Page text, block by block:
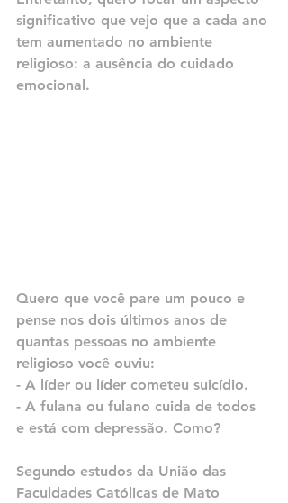
significativo que vejo que a cada ano
tem aumentado no ambiente
religioso: a ausência do cuidado
emocional.
Quero que você pare um pouco e
pense nos dois últimos anos de
quantas pessoas no ambiente
religioso você ouviu:
- A líder ou líder cometeu suicídio.
- A fulana ou fulano cuida de todos
e está com depressão. Como?
Segundo estudos da União das
Faculdades Católicas de Mato